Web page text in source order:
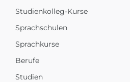
Studienkolleg-Kurse
Sprachschulen
Sprachkurse
Berufe
Studien